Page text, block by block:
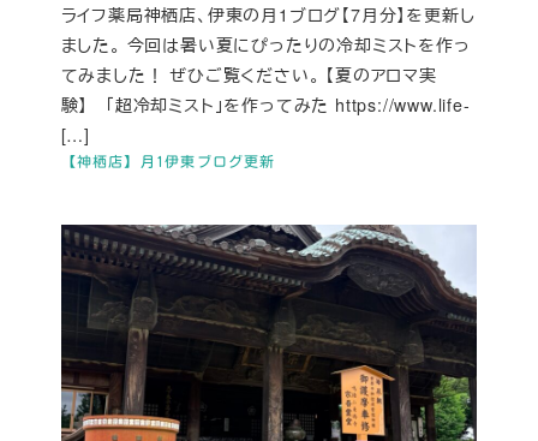
【神栖店】月1伊東ブログ更新
ライフ薬局神栖店、伊東の月1ブログ【7月分】を更新し
ました。 今回は暑い夏にぴったりの冷却ミストを作っ
てみました！ ぜひご覧ください。 【夏のアロマ実
験】 「超冷却ミスト」を作ってみた https://www.life-
[…]